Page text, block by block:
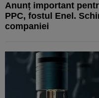
Anunț important
PPC, fostul Enel.
companiei